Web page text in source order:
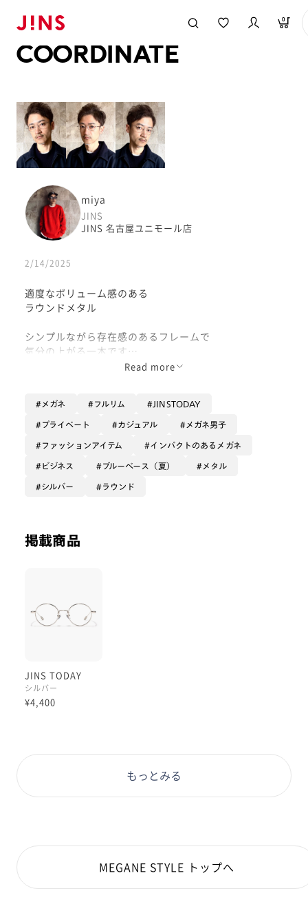
0
COORDINATE
miya
JINS
JINS 名古屋ユニモール店
2/14/2025
適度なボリューム感のある
ラウンドメタル
シンプルながら存在感のあるフレームで
気分の上がる一本です
Read more
メガネ フルリム JINSTODAY
プライベート カジュアル メガネ男子
ファッションアイテム インパクトのあるメガネ
ビジネス ブルーベース（夏） メタル
シルバー ラウンド
掲載商品
JINS TODAY
シルバー
¥4,400
もっとみる
MEGANE STYLE トップへ